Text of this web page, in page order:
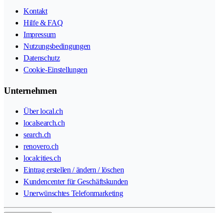
Kontakt
Hilfe & FAQ
Impressum
Nutzungsbedingungen
Datenschutz
Cookie-Einstellungen
Unternehmen
Über local.ch
localsearch.ch
search.ch
renovero.ch
localcities.ch
Eintrag erstellen / ändern / löschen
Kundencenter für Geschäftskunden
Unerwünschtes Telefonmarketing